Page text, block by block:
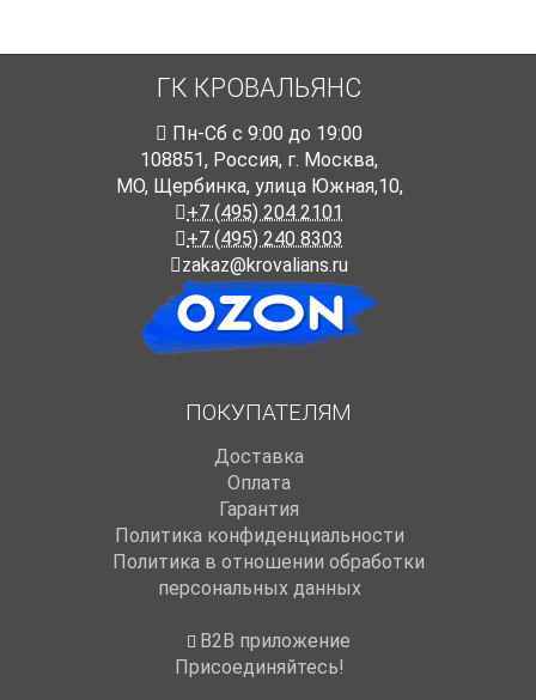
ГК КРОВАЛЬЯНС
Пн-Cб с 9:00 до 19:00
108851, Россия, г. Москва,
МО, Щербинка, улица Южная,10,
+7 (495) 204 2101
+7 (495) 240 8303
zakaz@krovalians.ru
ПОКУПАТЕЛЯМ
Доставка
Оплата
Гарантия
Политика конфиденциальности
Политика в отношении обработки
персональных данных
B2B приложение
Присоединяйтесь!